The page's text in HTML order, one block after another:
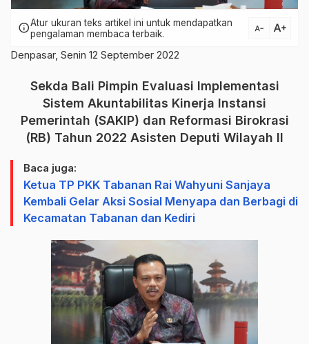
infoAtur ukuran teks artikel ini untuk mendapatkan
pengalaman membaca terbaik.
text_decrease text_increase
Denpasar, Senin 12 September 2022
Sekda Bali Pimpin Evaluasi Implementasi
Sistem Akuntabilitas Kinerja Instansi
Pemerintah (SAKIP) dan Reformasi Birokrasi
(RB) Tahun 2022 Asisten Deputi Wilayah II
Baca juga:
Ketua TP PKK Tabanan Rai Wahyuni Sanjaya
Kembali Gelar Aksi Sosial Menyapa dan Berbagi di
Kecamatan Tabanan dan Kediri